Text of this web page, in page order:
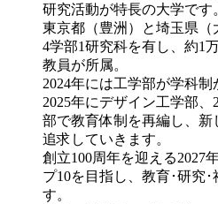
研究活動が特長の大学です
東京都（豊洲）と埼玉県（
4学部1研究科を有し、約1
教員が所属。
2024年には工学部が学科制
2025年にデザイン工学部
部で教育体制を再編し、
追求していきます。
創立100周年を迎える2027
プ10を目指し、教育･研究
す。